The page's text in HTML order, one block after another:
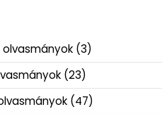
(3)
(23)
(47)